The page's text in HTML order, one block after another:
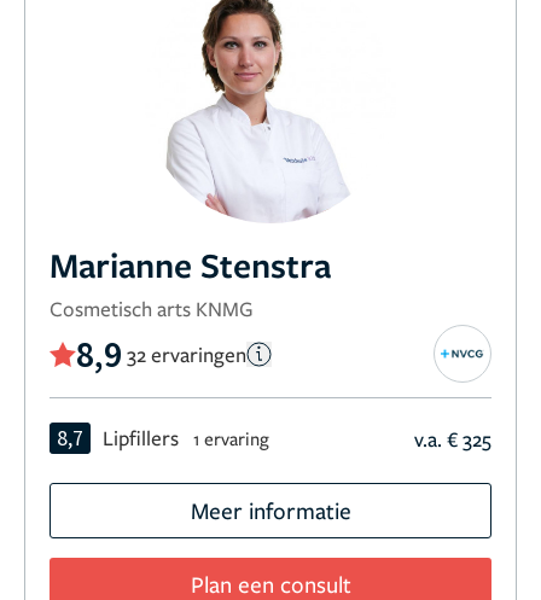
Marianne Stenstra
Cosmetisch arts KNMG
8,9 32 ervaringen
8,7 Lipfillers 1 ervaring v.a. € 325
Meer informatie
Plan een consult